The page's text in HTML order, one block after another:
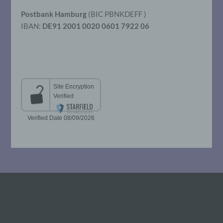
Postbank Hamburg (BIC PBNKDEFF )
IBAN: DE91 2001 0020 0601 7922 06
beziehungsweise können die bestimmten
Kriterien seiner Benennung nach dem
Unionsrecht oder dem Recht der
Auftragsverarbeiter ist eine natürliche oder
juristische Person, Behörde, Einrichtung
oder andere Stelle, die personenbezogene
Daten im Auftrag des Verantwortlichen